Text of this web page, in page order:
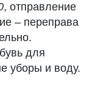
, отправление
– переправа
для
уборы и воду.